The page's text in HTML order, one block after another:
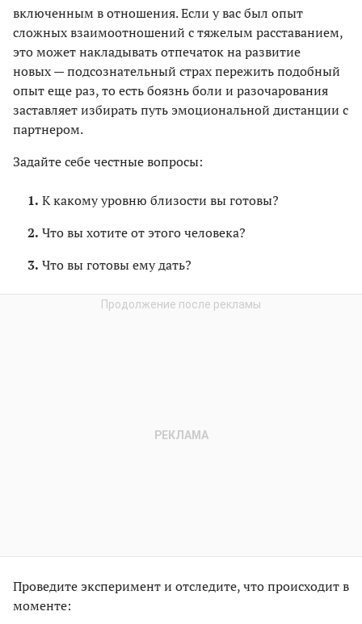
включенным в отношения. Если у вас был опыт
сложных взаимоотношений с тяжелым расставанием,
это может накладывать отпечаток на развитие
новых — подсознательный страх пережить подобный
опыт еще раз, то есть боязнь боли и разочарования
заставляет избирать путь эмоциональной дистанции с
партнером.
Задайте себе честные вопросы:
К какому уровню близости вы готовы?
Что вы хотите от этого человека?
Что вы готовы ему дать?
Проведите эксперимент и отследите, что происходит в
моменте: